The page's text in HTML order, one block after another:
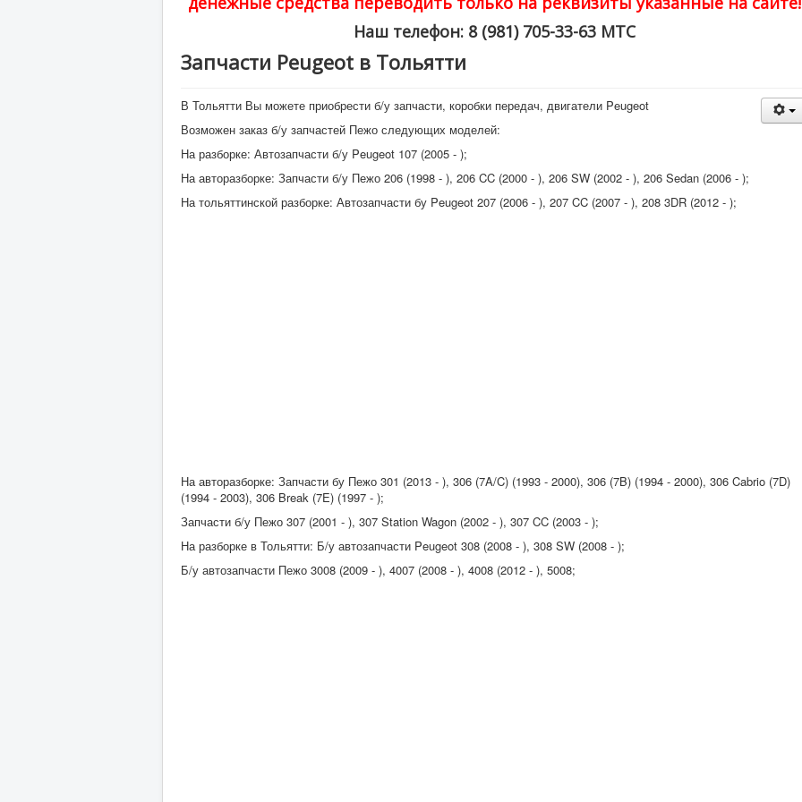
Наш телефон: 8 (981) 705-33-63 МТС
Запчасти Peugeot в Тольятти
В Тольятти Вы можете приобрести б/у запчасти, коробки передач, двигатели Peugeot
Возможен заказ б/у запчастей Пежо следующих моделей:
На разборке: Автозапчасти б/у Peugeot 107 (2005 - );
На авторазборке: Запчасти б/у Пежо 206 (1998 - ), 206 CC (2000 - ), 206 SW (2002 - ), 206 Sedan (2006 - );
На тольяттинской разборке: Автозапчасти бу Peugeot 207 (2006 - ), 207 CC (2007 - ), 208 3DR (2012 - );
На авторазборке: Запчасти бу Пежо 301 (2013 - ), 306 (7A/C) (1993 - 2000), 306 (7B) (1994 - 2000), 306 Cabrio (7D)
(1994 - 2003), 306 Break (7E) (1997 - );
Запчасти б/у Пежо 307 (2001 - ), 307 Station Wagon (2002 - ), 307 CC (2003 - );
На разборке в Тольятти: Б/у автозапчасти Peugeot 308 (2008 - ), 308 SW (2008 - );
Б/у автозапчасти Пежо 3008 (2009 - ), 4007 (2008 - ), 4008 (2012 - ), 5008;